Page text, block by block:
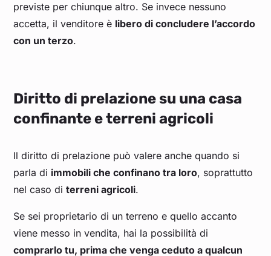
previste per chiunque altro. Se invece nessuno
accetta, il venditore è libero di concludere l’accordo
con un terzo.
Diritto di prelazione su una casa
confinante e terreni agricoli
Il diritto di prelazione può valere anche quando si
parla di immobili che confinano tra loro, soprattutto
nel caso diterreni agricoli.
Se sei proprietario di un terreno e quello accanto
viene messo in vendita, hai la possibilità di
comprarlo tu, prima che venga ceduto a qualcun